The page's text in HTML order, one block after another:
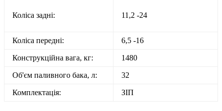
Коліса задні: 11,2 -24
Коліса передні: 6,5 -16
Конструкційна вага, кг: 1480
Об'єм паливного бака, л: 32
Комплектація: ЗІП